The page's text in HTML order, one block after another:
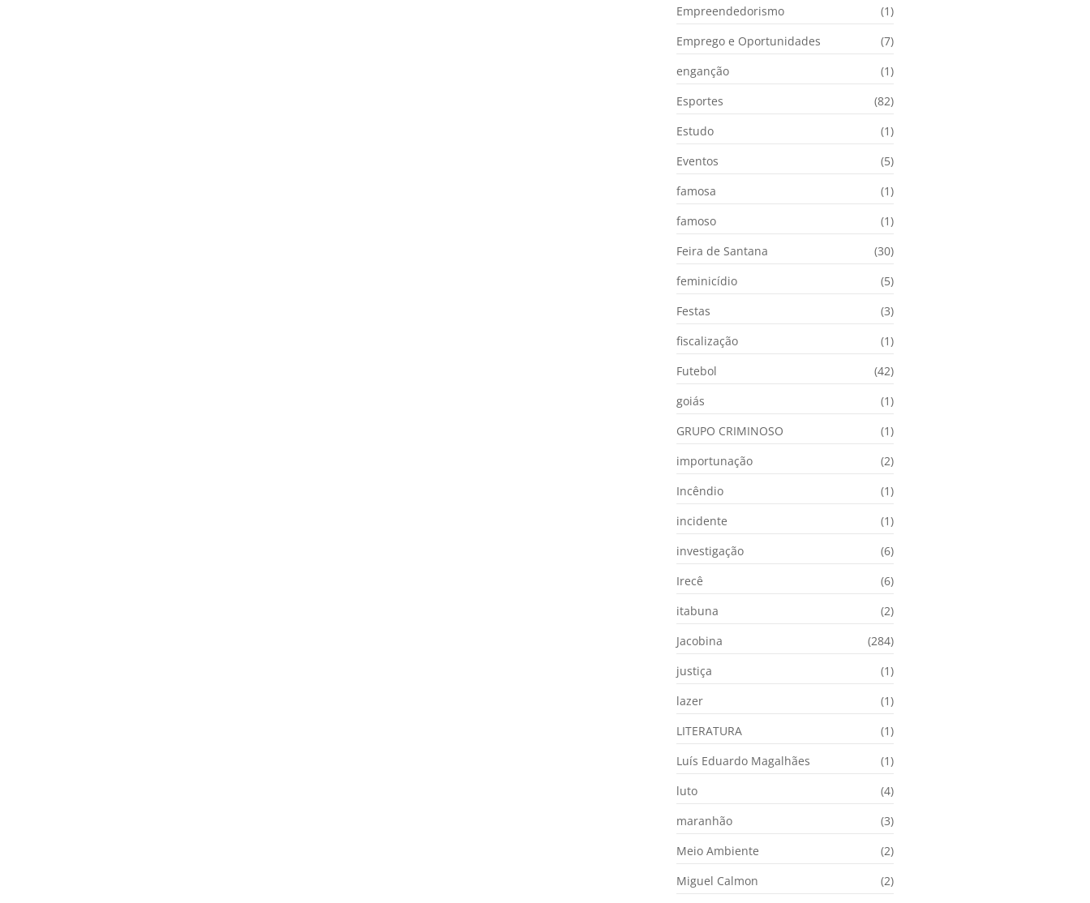
Empreendedorismo
(1)
Emprego e Oportunidades
(7)
enganção
(1)
Esportes
(82)
Estudo
(1)
Eventos
(5)
famosa
(1)
famoso
(1)
Feira de Santana
(30)
feminicídio
(5)
Festas
(3)
fiscalização
(1)
Futebol
(42)
goiás
(1)
GRUPO CRIMINOSO
(1)
importunação
(2)
Incêndio
(1)
incidente
(1)
investigação
(6)
Irecê
(6)
itabuna
(2)
Jacobina
(284)
justiça
(1)
lazer
(1)
LITERATURA
(1)
Luís Eduardo Magalhães
(1)
luto
(4)
maranhão
(3)
Meio Ambiente
(2)
Miguel Calmon
(2)